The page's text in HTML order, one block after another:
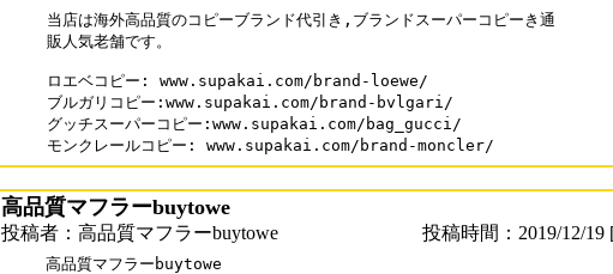
当店は海外高品質のコピーブランド代引き,ブランドスーパーコピーき通
販人気老舗です。
ロエベコピー: www.supakai.com/brand-loewe/
ブルガリコピー:www.supakai.com/brand-bvlgari/
グッチスーパーコピー:www.supakai.com/bag_gucci/
モンクレールコピー: www.supakai.com/brand-moncler/
高品質マフラーbuytowe
投稿者：高品質マフラーbuytowe
投稿時間：2019/12/19
高品質マフラーbuytowe